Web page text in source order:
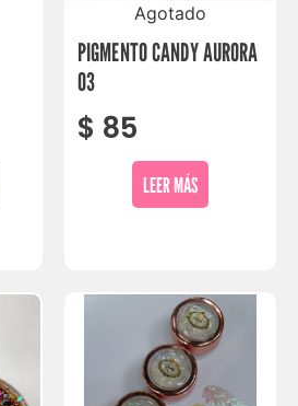
Agotado
PIGMENTO CANDY AURORA
03
$ 85
LEER MÁS